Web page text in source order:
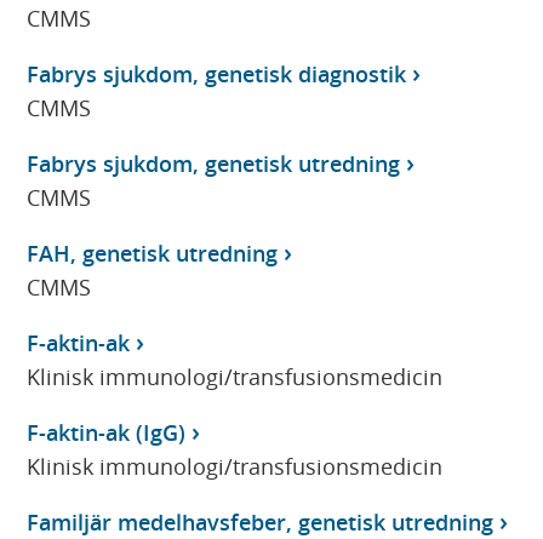
CMMS
Fabrys sjukdom, genetisk diagnostik
CMMS
Fabrys sjukdom, genetisk utredning
CMMS
FAH, genetisk utredning
CMMS
F-aktin-ak
Klinisk immunologi/transfusionsmedicin
F-aktin-ak (IgG)
Klinisk immunologi/transfusionsmedicin
Familjär medelhavsfeber, genetisk utredning